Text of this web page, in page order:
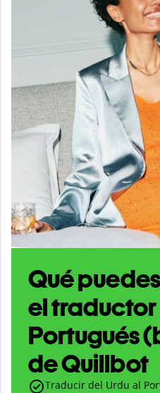
Qué
el traductor
Portugués
de Quillbot
Traducir del Urdu al